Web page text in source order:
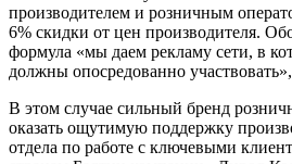
производителем и розничным
6% скидки от цен производителя.
формула «мы даем рекламу сети, в
должны опосредованно
В этом случае сильный бренд
оказать ощутимую поддержку
отдела по работе с ключевыми